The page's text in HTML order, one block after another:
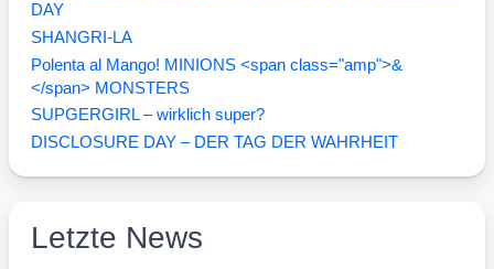
DAY
SHANGRI-LA
Polenta al Mango! MINIONS <span class="amp">&
</span> MONSTERS
SUPGERGIRL – wirklich super?
DISCLOSURE DAY – DER TAG DER WAHRHEIT
Letzte News